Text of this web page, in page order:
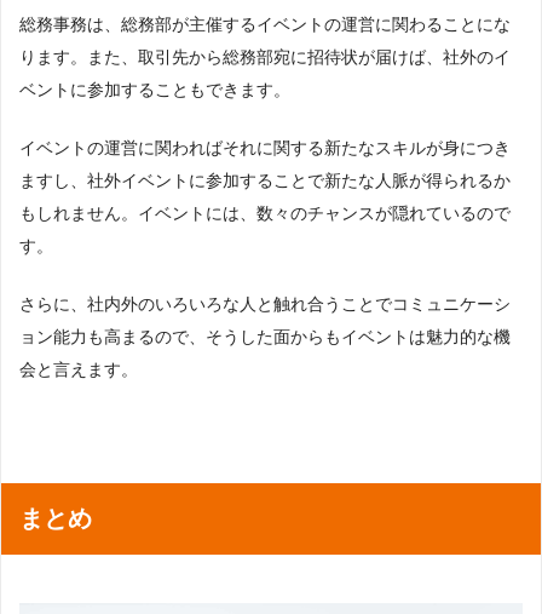
総務事務は、総務部が主催するイベントの運営に関わることにな
ります。また、取引先から総務部宛に招待状が届けば、社外のイ
ベントに参加することもできます。
イベントの運営に関わればそれに関する新たなスキルが身につき
ますし、社外イベントに参加することで新たな人脈が得られるか
もしれません。イベントには、数々のチャンスが隠れているので
す。
さらに、社内外のいろいろな人と触れ合うことでコミュニケーシ
ョン能力も高まるので、そうした面からもイベントは魅力的な機
会と言えます。
まとめ